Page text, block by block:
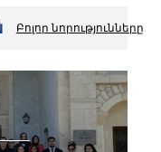
Բոլոր նորությունները